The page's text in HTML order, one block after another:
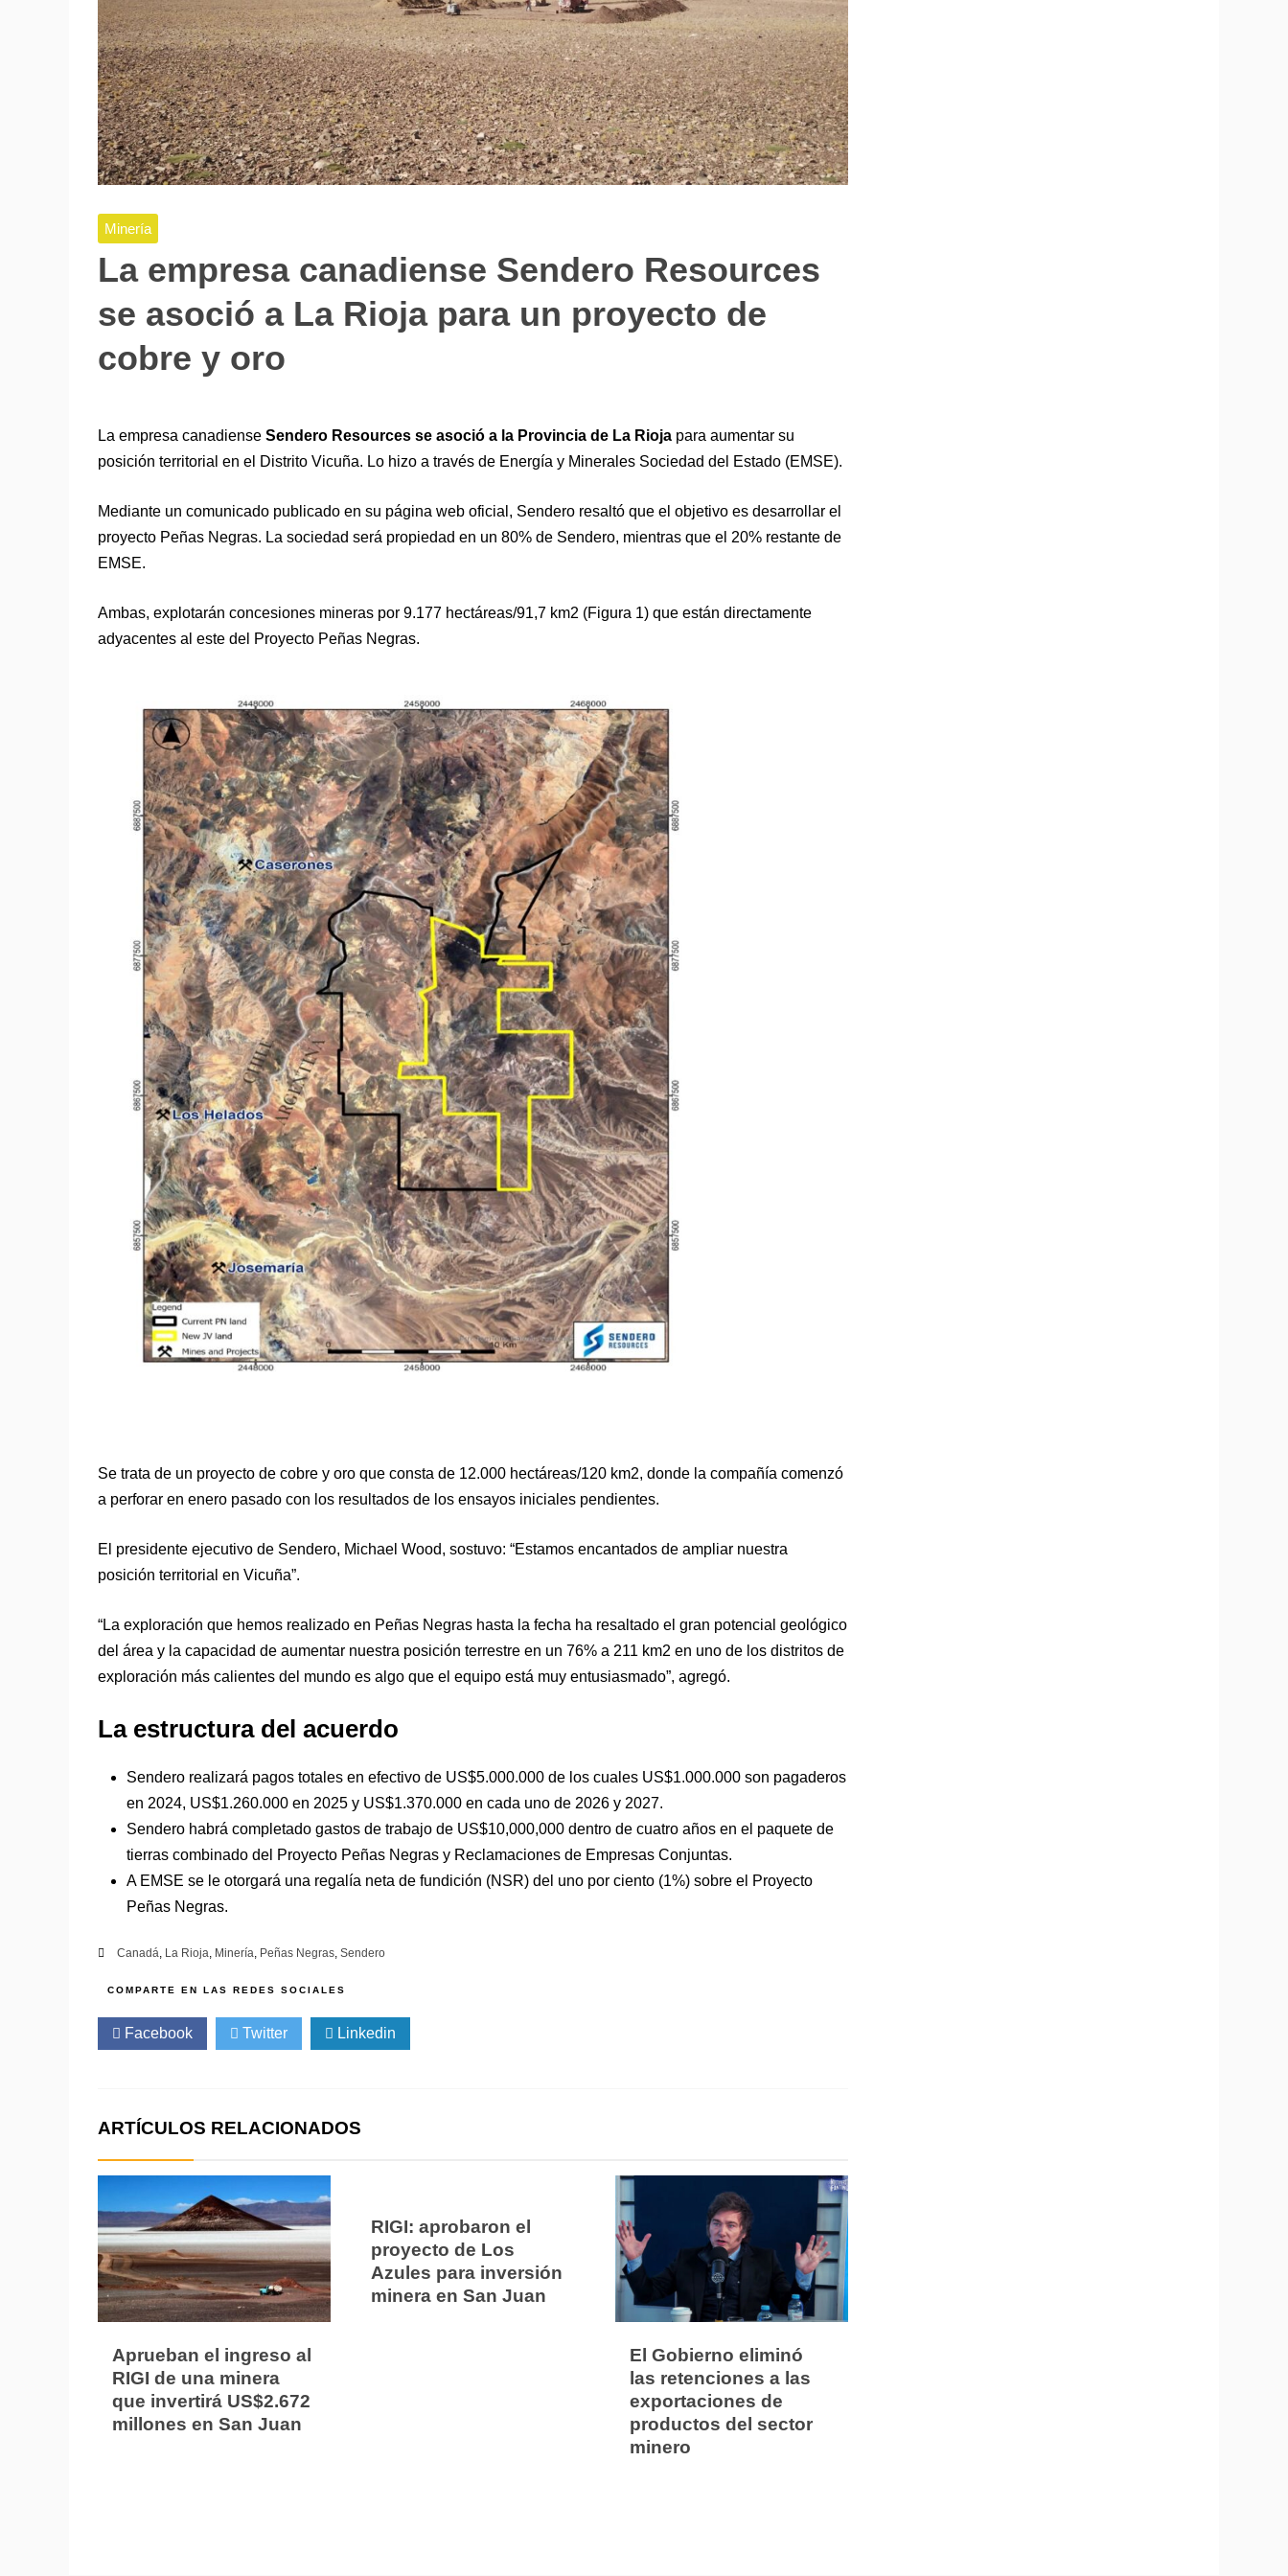
Minería
La empresa canadiense Sendero Resources
se asoció a La Rioja para un proyecto de
cobre y oro
La empresa canadiense Sendero Resources se asoció a la Provincia de La Rioja para aumentar su
posición territorial en el Distrito Vicuña. Lo hizo a través de Energía y Minerales Sociedad del Estado (EMSE).
Mediante un comunicado publicado en su página web oficial, Sendero resaltó que el objetivo es desarrollar el
proyecto Peñas Negras. La sociedad será propiedad en un 80% de Sendero, mientras que el 20% restante de
EMSE.
Ambas, explotarán concesiones mineras por 9.177 hectáreas/91,7 km2 (Figura 1) que están directamente
adyacentes al este del Proyecto Peñas Negras.
Se trata de un proyecto de cobre y oro que consta de 12.000 hectáreas/120 km2, donde la compañía comenzó
a perforar en enero pasado con los resultados de los ensayos iniciales pendientes.
El presidente ejecutivo de Sendero, Michael Wood, sostuvo: “Estamos encantados de ampliar nuestra
posición territorial en Vicuña”.
“La exploración que hemos realizado en Peñas Negras hasta la fecha ha resaltado el gran potencial geológico
del área y la capacidad de aumentar nuestra posición terrestre en un 76% a 211 km2 en uno de los distritos de
exploración más calientes del mundo es algo que el equipo está muy entusiasmado”, agregó.
La estructura del acuerdo
Sendero realizará pagos totales en efectivo de US$5.000.000 de los cuales US$1.000.000 son pagaderos
en 2024, US$1.260.000 en 2025 y US$1.370.000 en cada uno de 2026 y 2027.
Sendero habrá completado gastos de trabajo de US$10,000,000 dentro de cuatro años en el paquete de
tierras combinado del Proyecto Peñas Negras y Reclamaciones de Empresas Conjuntas.
A EMSE se le otorgará una regalía neta de fundición (NSR) del uno por ciento (1%) sobre el Proyecto
Peñas Negras.
Canadá, La Rioja, Minería, Peñas Negras, Sendero
Facebook Twitter Linkedin
ARTÍCULOS RELACIONADOS
Aprueban el ingreso al
RIGI de una minera
que invertirá US$2.672
millones en San Juan
RIGI: aprobaron el
proyecto de Los
Azules para inversión
minera en San Juan
El Gobierno eliminó
las retenciones a las
exportaciones de
productos del sector
minero